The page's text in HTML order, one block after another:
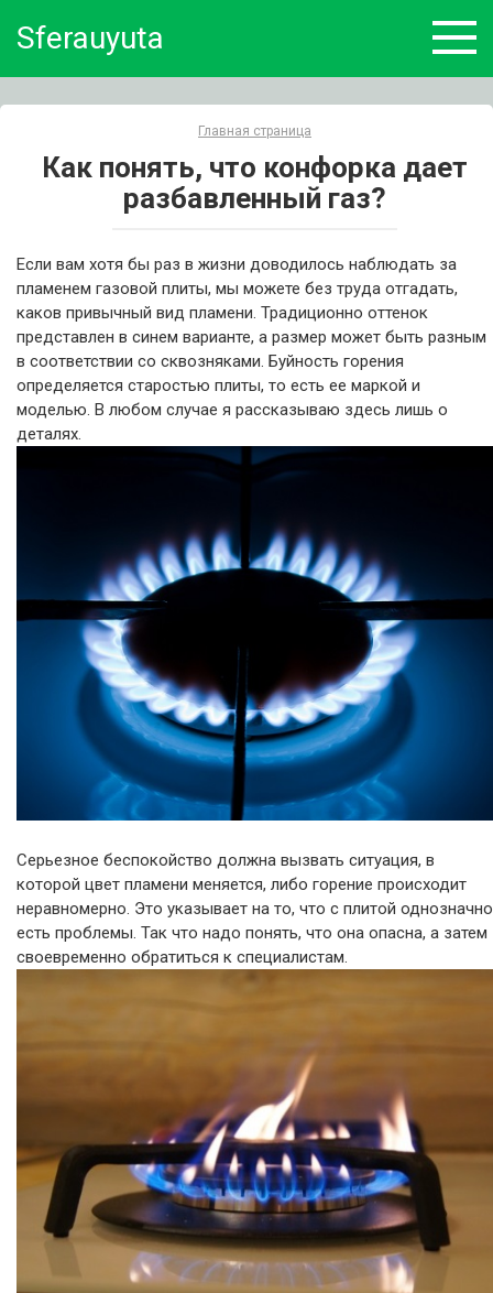
Sferauyuta
Главная страница
Как понять, что конфорка дает
разбавленный газ?
Если вам хотя бы раз в жизни доводилось наблюдать за
пламенем газовой плиты, мы можете без труда отгадать,
каков привычный вид пламени. Традиционно оттенок
представлен в синем варианте, а размер может быть разным
в соответствии со сквозняками. Буйность горения
определяется старостью плиты, то есть ее маркой и
моделью. В любом случае я рассказываю здесь лишь о
деталях.
Серьезное беспокойство должна вызвать ситуация, в
которой цвет пламени меняется, либо горение происходит
неравномерно. Это указывает на то, что с плитой однозначно
есть проблемы. Так что надо понять, что она опасна, а затем
своевременно обратиться к специалистам.